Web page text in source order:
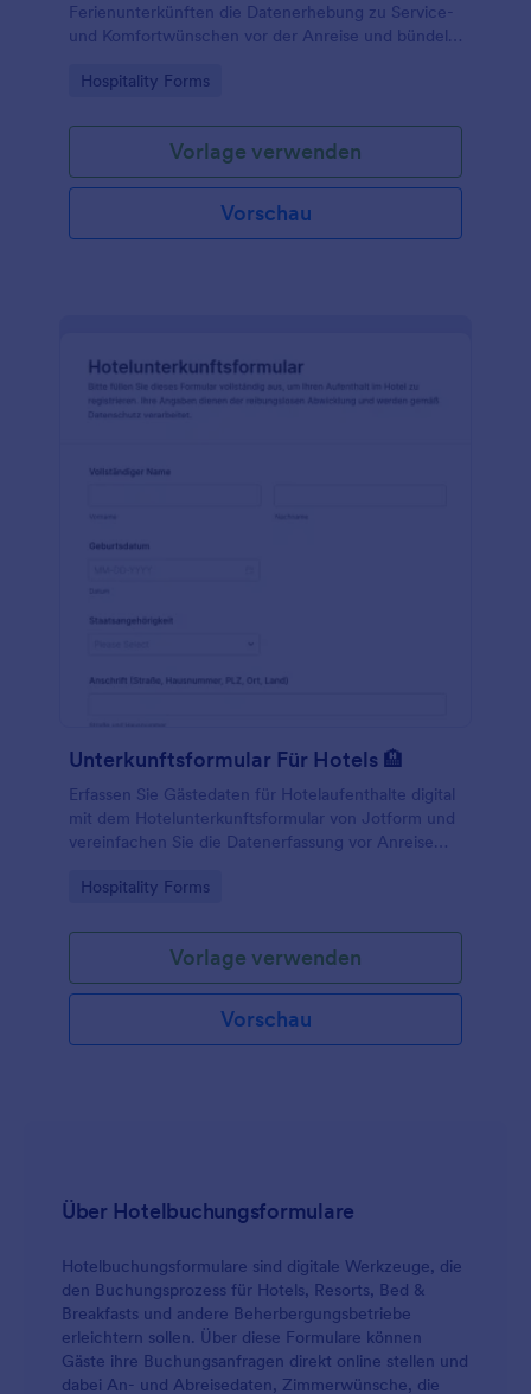
Ferienunterkünften die Datenerhebung zu Service-
und Komfortwünschen vor der Anreise und bündelt
Go to Category:
Hospitality Forms
Vorlage verwenden
Vorschau
Unterkunftsformular Für Hotels 🏨
Erfassen Sie Gästedaten für Hotelaufenthalte digital
mit dem Hotelunterkunftsformular von Jotform und
vereinfachen Sie die Datenerfassung vor Anreise
Ferienunterkünfte.
Go to Category:
Hospitality Forms
Vorlage verwenden
Vorschau
Über Hotelbuchungsformulare
Hotelbuchungsformulare sind digitale Werkzeuge, die
den Buchungsprozess für Hotels, Resorts, Bed &
Breakfasts und andere Beherbergungsbetriebe
erleichtern sollen. Über diese Formulare können
Gäste ihre Buchungsanfragen direkt online stellen und
dabei An- und Abreisedaten, Zimmerwünsche, die